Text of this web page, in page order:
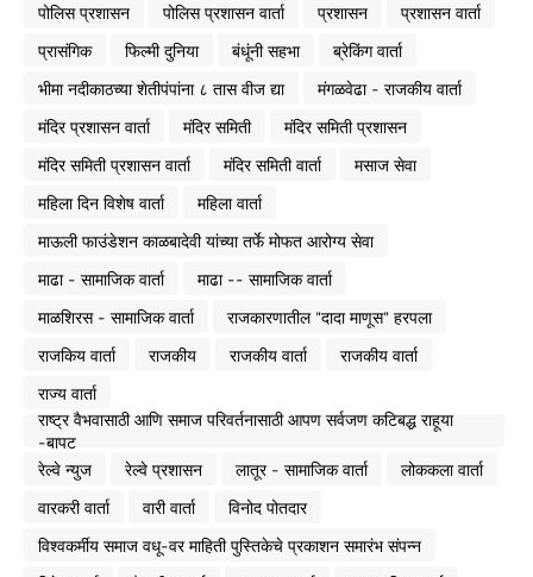
पोलिस प्रशासन
पोलिस प्रशासन वार्ता प्रशासन
प्रशासन वार्ता
प्रासंगिक
फिल्मी दुनिया बंधूंनी सहभा
ब्रेकिंग वार्ता
भीमा नदीकाठच्या शेतीपंपांना ८ तास वीज द्या
मंगळवेढा - राजकीय वार्ता
मंदिर प्रशासन वार्ता
मंदिर समिती
मंदिर समिती प्रशासन
मंदिर समिती प्रशासन वार्ता
मंदिर समिती वार्ता
मसाज सेवा
महिला दिन विशेष वार्ता
महिला वार्ता
माऊली फाउंडेशन काळबादेवी यांच्या तर्फे मोफत आरोग्य सेवा
माढा - सामाजिक वार्ता
माढा -- सामाजिक वार्ता
माळशिरस - सामाजिक वार्ता
राजकारणातील "दादा माणूस" हरपला
राजकिय वार्ता
राजकीय राजकीय वार्ता
राजकीय वार्ता
राज्य वार्ता
राष्ट्र वैभवासाठी आणि समाज परिवर्तनासाठी आपण सर्वजण कटिबद्ध राहूया
-बापट
रेल्वे न्युज
रेल्वे प्रशासन लातूर - सामाजिक वार्ता
लोककला वार्ता
वारकरी वार्ता
वारी वार्ता
विनोद पोतदार
विश्वकर्मीय समाज वधू-वर माहिती पुस्तिकेचे प्रकाशन समारंभ संपन्न